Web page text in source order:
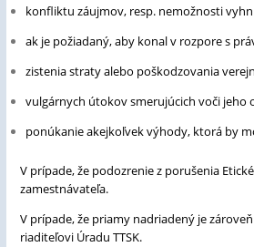
konfliktu záujmov, resp. nemožnosti
ak je požiadaný, aby konal v rozpore s
zistenia straty alebo poškodzovania
vulgárnych útokov smerujúcich voči jeho
ponúkanie akejkoľvek výhody, ktorá by
V prípade, že podozrenie z porušenia
zamestnávateľa.
V prípade, že priamy nadriadený je
riaditeľovi Úradu TTSK.